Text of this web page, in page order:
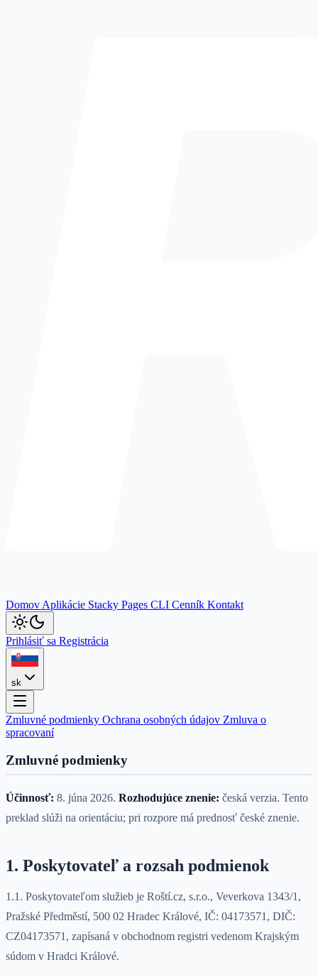
Domov Aplikácie Stacky Pages CLI Cenník Kontakt
Prihlásiť sa Registrácia
sk
Zmluvné podmienky Ochrana osobných údajov Zmluva o
spracovaní
Zmluvné podmienky
Účinnosť: 8. júna 2026. Rozhodujúce znenie: česká verzia. Tento
preklad slúži na orientáciu; pri rozpore má prednosť české znenie.
1. Poskytovateľ a rozsah podmienok
1.1. Poskytovateľom služieb je Roští.cz, s.r.o., Veverkova 1343/1,
Pražské Předměstí, 500 02 Hradec Králové, IČ: 04173571, DIČ:
CZ04173571, zapísaná v obchodnom registri vedenom Krajským
súdom v Hradci Králové.